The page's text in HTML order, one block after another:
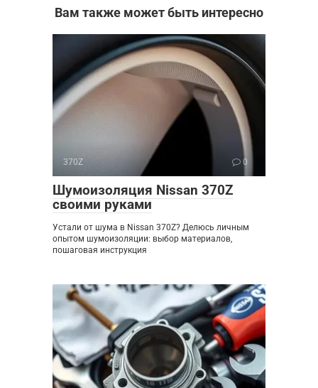
Вам также может быть интересно
370Z 0
Шумоизоляция Nissan 370Z
своими руками
Устали от шума в Nissan 370Z? Делюсь личным
опытом шумоизоляции: выбор материалов,
пошаговая инструкция